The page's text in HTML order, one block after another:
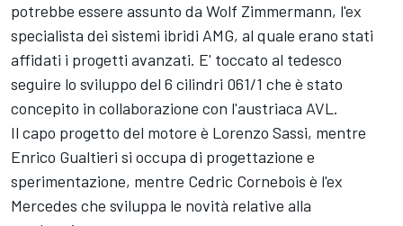
potrebbe essere assunto da Wolf Zimmermann, l'ex
specialista dei sistemi ibridi AMG, al quale erano stati
affidati i progetti avanzati. E' toccato al tedesco
seguire lo sviluppo del 6 cilindri 061/1 che è stato
concepito in collaborazione con l'austriaca AVL.
Il capo progetto del motore è Lorenzo Sassi, mentre
Enrico Gualtieri si occupa di progettazione e
sperimentazione, mentre Cedric Cornebois è l'ex
Mercedes che sviluppa le novità relative alla